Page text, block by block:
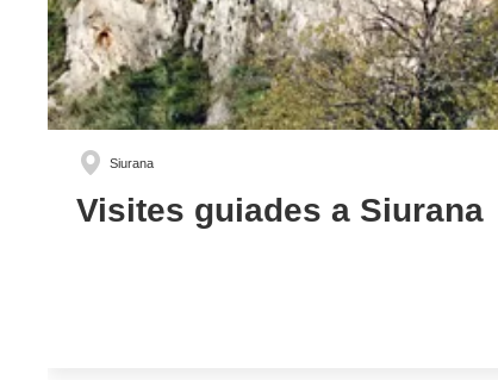
Siurana
Visites guiades a Siurana